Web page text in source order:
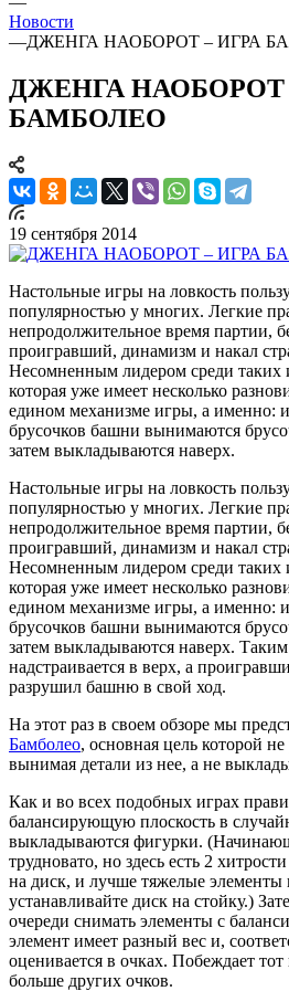
Новости
—ДЖЕНГА НАОБОРОТ – ИГРА
ДЖЕНГА НАОБОРОТ
БАМБОЛЕО
19 сентября 2014
Настольные игры на ловкость
популярностью у многих. Легкие
непродолжительное время партии,
проигравший, динамизм и накал
Несомненным лидером среди таких
которая уже имеет несколько
едином механизме игры, а именно:
брусочков башни вынимаются
затем выкладываются наверх.
Настольные игры на ловкость
популярностью у многих. Легкие
непродолжительное время партии,
проигравший, динамизм и накал
Несомненным лидером среди таких
которая уже имеет несколько
едином механизме игры, а именно:
брусочков башни вынимаются
затем выкладываются наверх.
надстраивается в верх, а
разрушил башню в свой ход.
На этот раз в своем обзоре мы
Бамболео, основная цель которой
вынимая детали из нее, а не
Как и во всех подобных играх
балансирующую плоскость в
выкладываются фигурки.
трудновато, но здесь есть 2
на диск, и лучше тяжелые элементы
устанавливайте диск на стойку.)
очереди снимать элементы с
элемент имеет разный вес и,
оценивается в очках. Побеждает тот
больше других очков.